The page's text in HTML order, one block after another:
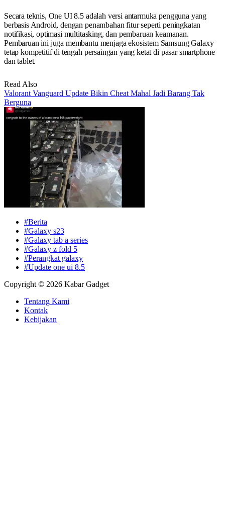
Secara teknis, One UI 8.5 adalah versi antarmuka pengguna yang
berbasis Android, dengan penambahan fitur seperti peningkatan
notifikasi, optimasi multitasking, dan pembaruan keamanan.
Pembaruan ini juga membantu menjaga ekosistem Samsung Galaxy
tetap kompetitif di tengah persaingan yang ketat di pasar smartphone
dan tablet.
Read Also
Valorant Vanguard Update Bikin Cheat Mahal Jadi Barang Tak
Berguna
#Berita
#Galaxy s23
#Galaxy tab a series
#Galaxy z fold 5
#Perangkat galaxy
#Update one ui 8.5
Copyright © 2026 Kabar Gadget
Tentang Kami
Kontak
Kebijakan